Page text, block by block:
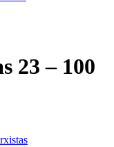
23 – 100